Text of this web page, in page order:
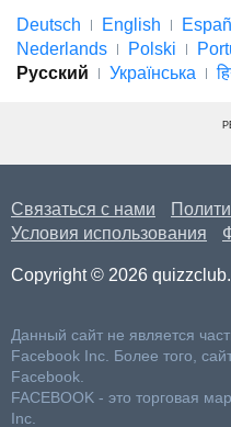
Deutsch English
Nederlands
Polski
Русский
Українська
Связаться с нами
Условия использования
Copyright © 2026
Данный сайт не является
Facebook Inc. Более того,
Facebook.
FACEBOOK - это торговая
Inc.